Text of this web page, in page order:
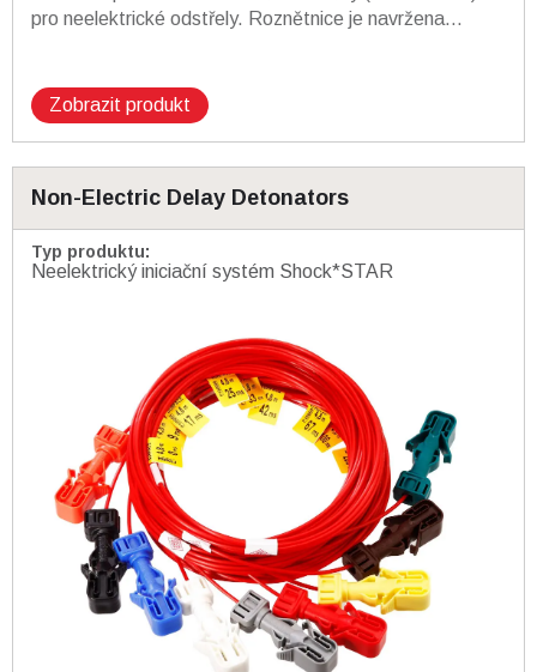
pro neelektrické odstřely. Roznětnice je navržena...
Zobrazit produkt
Non-Electric Delay Detonators
Typ produktu:
Neelektrický iniciační systém Shock*STAR